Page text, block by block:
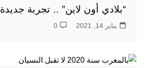
“بلادي أون لاين” .. تجربة جديدة
يناير 14, 2021 0